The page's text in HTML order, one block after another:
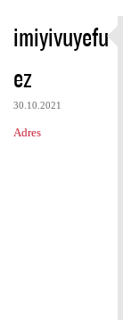
imiyivuyefu
ez
30.10.2021
Adres